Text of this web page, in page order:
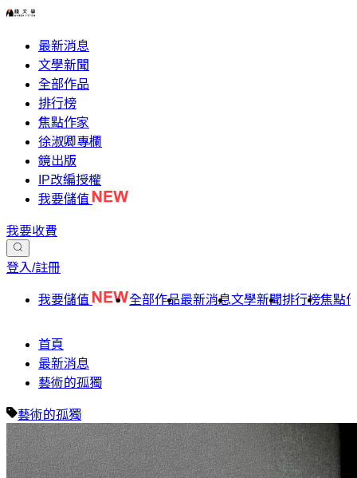
最新消息
文學新聞
全部作品
排行榜
焦點作家
徐淑卿專欄
鏡出版
IP改編授權
我要儲值
我要收費
登入/註冊
我要儲值 全部作品最新消息文學新聞排行榜焦點
首頁
最新消息
藝術的孤獨
藝術的孤獨